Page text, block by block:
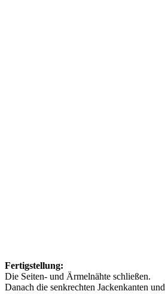
Fertigstellung:
Die Seiten- und Ärmelnähte schließen.
Danach die senkrechten Jackenkanten